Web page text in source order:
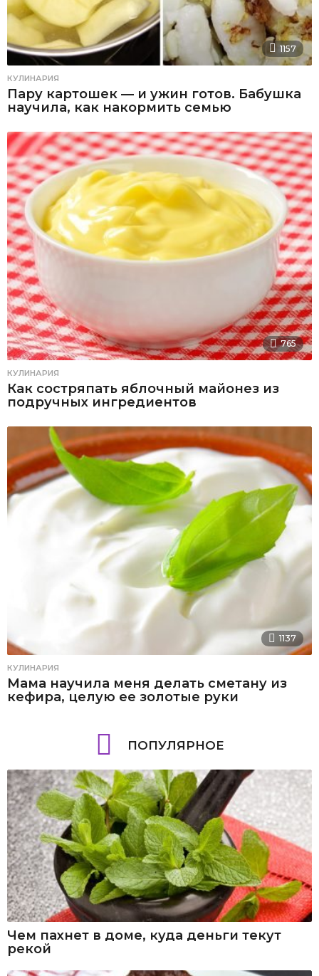
1157
КУЛИНАРИЯ
Пару картошек — и ужин готов. Бабушка
научила, как накормить семью
765
КУЛИНАРИЯ
Как состряпать яблочный майонез из
подручных ингредиентов
1137
КУЛИНАРИЯ
Мама научила меня делать сметану из
кефира, целую ее золотые руки
ПОПУЛЯРНОЕ
Чем пахнет в доме, куда деньги текут
рекой